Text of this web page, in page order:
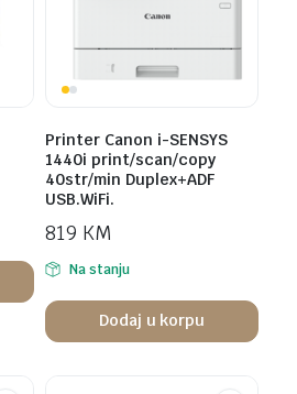
Printer Canon i-SENSYS
1440i print/scan/copy
40str/min Duplex+ADF
USB.WiFi.
819 KM
Na stanju
Dodaj u korpu